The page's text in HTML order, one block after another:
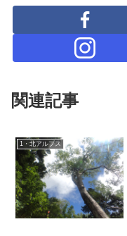
関連記事
1・北アルプス